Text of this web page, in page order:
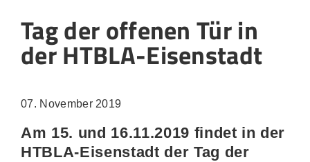
Tag der offenen Tür in
der HTBLA-Eisenstadt
07. November 2019
Am 15. und 16.11.2019 findet in der
HTBLA-Eisenstadt der Tag der